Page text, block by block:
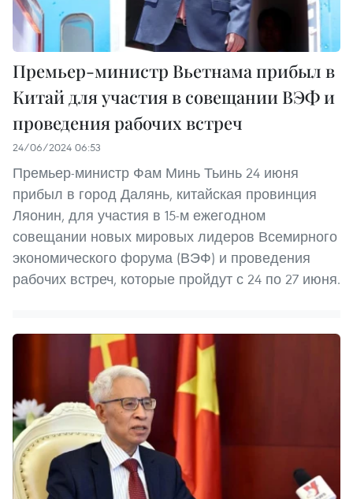
Премьер-министр Вьетнама прибыл в
Китай для участия в совещании ВЭФ и
проведения рабочих встреч
24/06/2024 06:53
Премьер-министр Фам Минь Тьинь 24 июня
прибыл в город Далянь, китайская провинция
Ляонин, для участия в 15-м ежегодном
совещании новых мировых лидеров Всемирного
экономического форума (ВЭФ) и проведения
рабочих встреч, которые пройдут с 24 по 27 июня.